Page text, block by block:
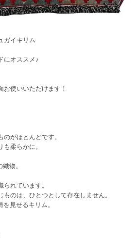
ガイキリム
にオススメ♪
お使いいただけます！
がほとんどです。
柔らかに。
物。
れています。
のは、ひとつとして存在しません。
見せるキリム。